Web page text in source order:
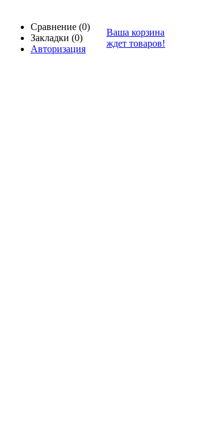
Сравнение (0)
Закладки (0)
Авторизация
Ваша корзина
ждет товаров!